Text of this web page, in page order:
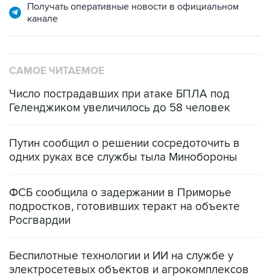
Получать оперативные новости в официальном
канале
САМОЕ ЧИТАЕМОЕ
Число пострадавших при атаке БПЛА под
Геленджиком увеличилось до 58 человек
Путин сообщил о решении сосредоточить в
одних руках все службы тыла Минобороны
ФСБ сообщила о задержании в Приморье
подростков, готовивших теракт на объекте
Росгвардии
Беспилотные технологии и ИИ на службе у
электросетевых объектов и агрокомплексов